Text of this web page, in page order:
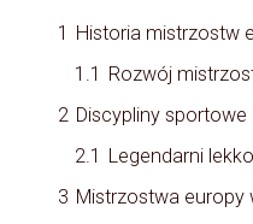
1 Historia mistrzostw
1.1 Rozwój
2 Discypliny sportowe
2.1 Legendarni
3 Mistrzostwa europy